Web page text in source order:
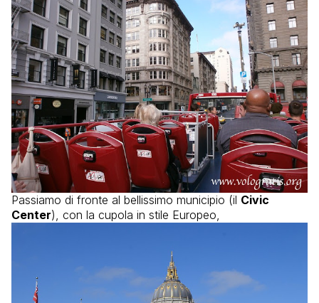
Passiamo di fronte al bellissimo municipio (il Civic
Center), con la cupola in stile Europeo,